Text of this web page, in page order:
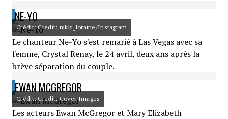
NE-YO
Crédit: Credit: nikki_loraine/Instagram
Le chanteur Ne-Yo s'est remarié à Las Vegas avec sa
femme, Crystal Renay, le 24 avril, deux ans après la
brève séparation du couple.
EWAN MCGREGOR
Crédit: Credit: Cover Images
Les acteurs Ewan McGregor et Mary Elizabeth